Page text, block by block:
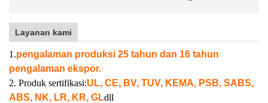
Layanan kami
1.pengalaman produksi 25 tahun dan 16 tahun
pengalaman ekspor.
2. Produk sertifikasi:UL, CE, BV, TUV, KEMA, PSB, SABS,
ABS, NK, LR, KR, GLdll